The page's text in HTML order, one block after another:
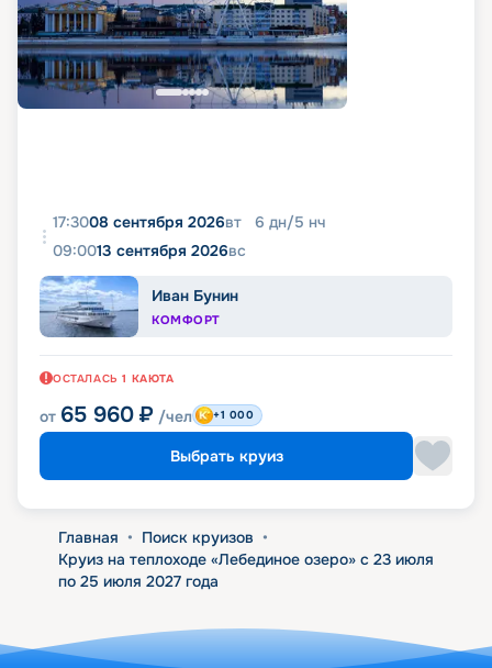
17:3008 сентября 2026вт 6 дн/5 нч
09:0013 сентября 2026вс
Иван Бунин
КОМФОРТ
ОСТАЛАСЬ 1 КАЮТА
от 65 960 ₽ /чел +1 000
Выбрать круиз
Главная • Поиск круизов •
Круиз на теплоходе «Лебединое озеро» с 23 июля
по 25 июля 2027 года